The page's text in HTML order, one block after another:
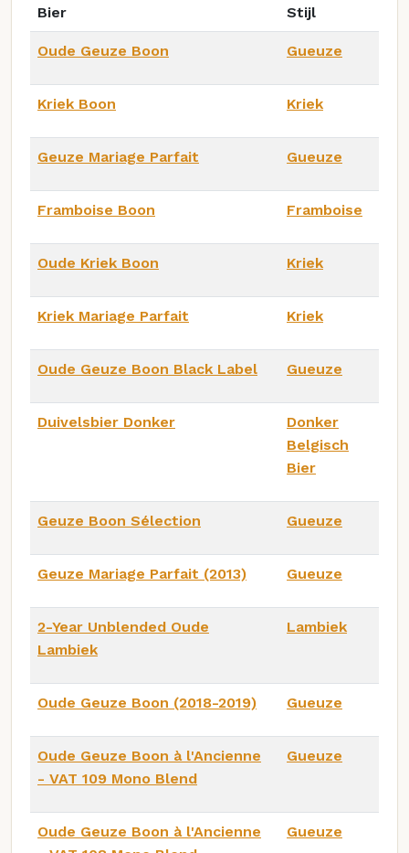
Bier Stijl
Oude Geuze Boon Gueuze
Kriek Boon Kriek
Geuze Mariage Parfait Gueuze
Framboise Boon Framboise
Oude Kriek Boon Kriek
Kriek Mariage Parfait Kriek
Oude Geuze Boon Black Label Gueuze
Duivelsbier Donker
Donker
Belgisch
Bier
Geuze Boon Sélection Gueuze
Geuze Mariage Parfait (2013) Gueuze
2-Year Unblended Oude
Lambiek
Lambiek
Oude Geuze Boon (2018-2019) Gueuze
Oude Geuze Boon à l'Ancienne
- VAT 109 Mono Blend
Gueuze
Oude Geuze Boon à l'Ancienne
Gueuze